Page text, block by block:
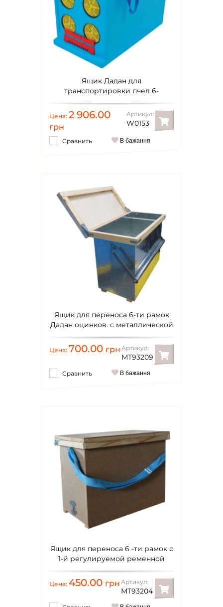
Ящик Дадан для
транспортировки пчел 6-
рамочный, крашеный
Цена: 2 906.00
грн
Артикул:
W0153
Сравнить В бажання
Ящик для переноса 6-ти рамок
Дадан оцинков. с металлической
ручкой
Цена: 700.00 грн Артикул:
МТ93209
Сравнить В бажання
Ящик для переноса 6 -ти рамок с
1-й регулируемой ременной
ручкой, 385х520х235
Цена: 450.00 грн Артикул:
MT93204